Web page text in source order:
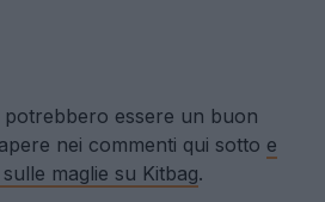
potrebbero essere un buon
nei commenti qui sotto e
maglie su Kitbag.